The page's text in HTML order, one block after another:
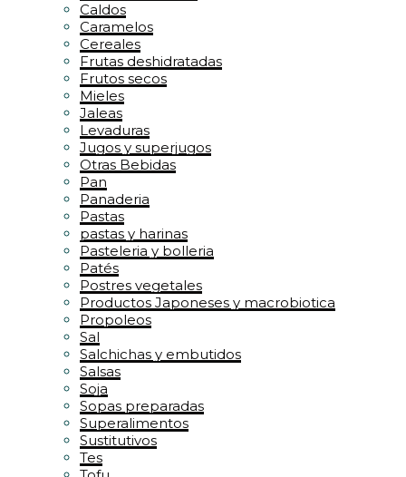
Caldos
Caramelos
Cereales
Frutas deshidratadas
Frutos secos
Mieles
Jaleas
Levaduras
Jugos y superjugos
Otras Bebidas
Pan
Panaderia
Pastas
pastas y harinas
Pasteleria y bolleria
Patés
Postres vegetales
Productos Japoneses y macrobiotica
Propoleos
Sal
Salchichas y embutidos
Salsas
Soja
Sopas preparadas
Superalimentos
Sustitutivos
Tes